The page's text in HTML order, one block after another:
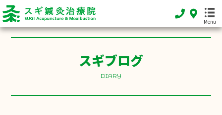
Menu
ホーム
HOME
FEATURE
スギブログ
DIARY